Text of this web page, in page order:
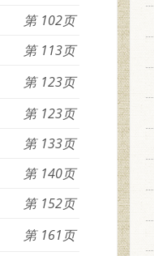
102
113
123
123
133
140
152
161